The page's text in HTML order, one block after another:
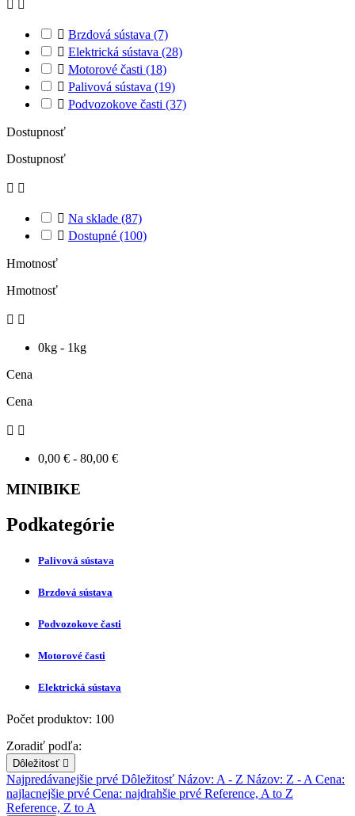
 
 Brzdová sústava (7)
 Elektrická sústava (28)
 Motorové časti (18)
 Palivová sústava (19)
 Podvozokove časti (37)
Dostupnosť
Dostupnosť
 
 Na sklade (87)
 Dostupné (100)
Hmotnosť
Hmotnosť
 
0kg - 1kg
Cena
Cena
 
0,00 € - 80,00 €
MINIBIKE
Podkategórie
Palivová sústava
Brzdová sústava
Podvozokove časti
Motorové časti
Elektrická sústava
Počet produktov: 100
Zoradiť podľa:
Dôležitosť 
Najpredávanejšie prvé Dôležitosť Názov: A - Z Názov: Z - A Cena:
najlacnejšie prvé Cena: najdrahšie prvé Reference, A to Z
Reference, Z to A